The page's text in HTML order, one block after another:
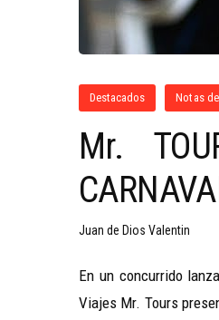
Destacados Notas
Mr.
Juan de Dios Valentin
En un concurrido
Viajes Mr. Tours